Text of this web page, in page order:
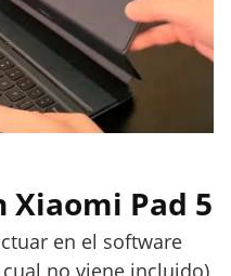
Xiaomi Pad 5
en el software
no viene incluido)